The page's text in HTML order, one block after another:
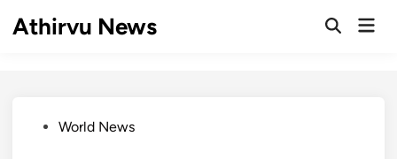
Athirvu News
OpenMain
PostedWorld News